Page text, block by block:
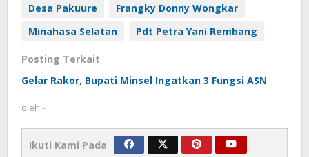
Desa Pakuure
Frangky Donny Wongkar
Minahasa Selatan
Pdt Petra Yani Rembang
Posting Terkait
Gelar Rakor, Bupati Minsel Ingatkan 3 Fungsi ASN
oleh -
Ikuti Kami Pada